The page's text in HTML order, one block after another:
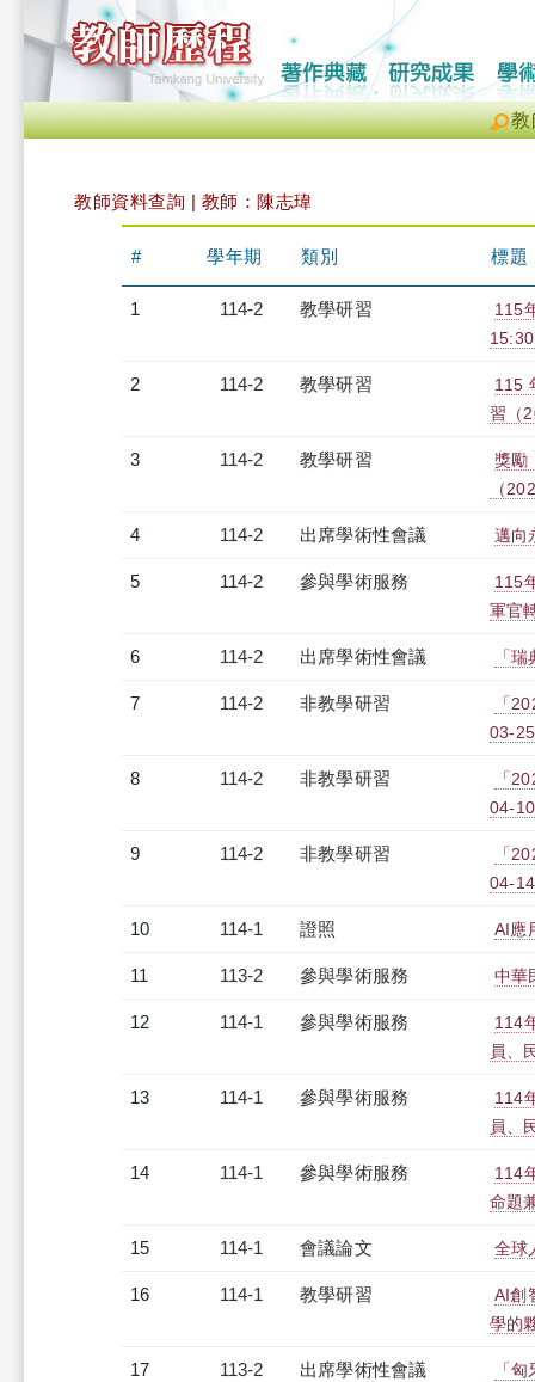
教
教師資料查詢 | 教師：陳志瑋
# 學年期 類別 標題
1 114-2 教學研習
115
2 114-2 教學研習
115
習（
3 114-2 教學研習
獎勵
（
4 114-2 出席學術性會議 邁向
5 114-2 參與學術服務
115
軍官
6 114-2 出席學術性會議 「
7 114-2 非教學研習
「
03-
8 114-2 非教學研習
「
04-
9 114-2 非教學研習
「
04-
10 114-1 證照 AI應
11 113-2 參與學術服務 中華
12 114-1 參與學術服務
114
員、
13 114-1 參與學術服務
114
員、
14 114-1 參與學術服務
114
命題
15 114-1 會議論文 全球
16 114-1 教學研習
AI創
學的
17 113-2 出席學術性會議 「